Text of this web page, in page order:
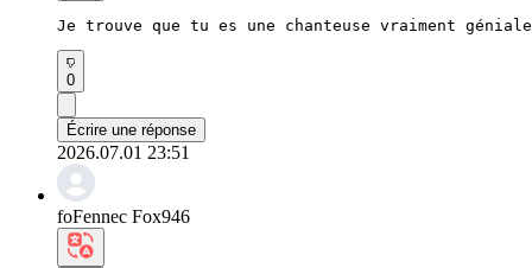
Je trouve que tu es une chanteuse vraiment
0
Écrire une réponse
2026.07.01 23:51
foFennec Fox946